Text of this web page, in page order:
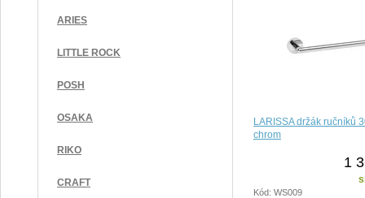
ARIES
LITTLE ROCK
POSH
OSAKA
RIKO
CRAFT
LARISSA držák ručníků
chrom
1
Kód: WS009